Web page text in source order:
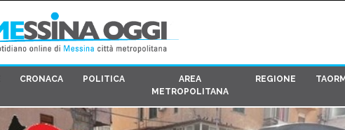
CRONACA POLITICA
AREA
METROPOLITANA
REGIONE